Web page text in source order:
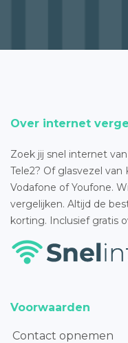
Over internet
Zoek jij snel internet
Tele2? Of glasvezel van
Vodafone of Youfone.
vergelijken. Altijd de
korting. Inclusief gratis
Voorwaarden
Contact opnemen